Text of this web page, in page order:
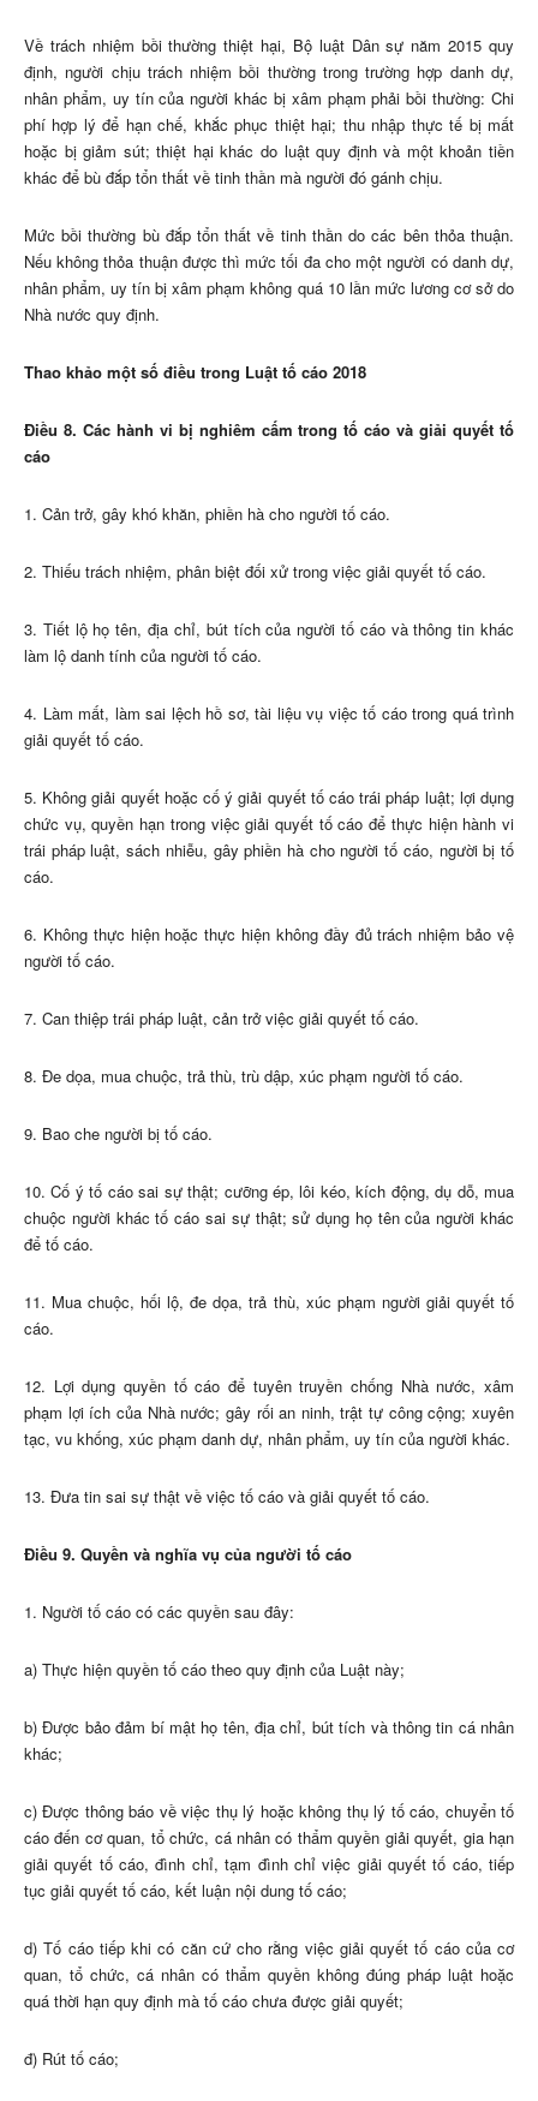
Về trách nhiệm bồi thường thiệt hại, Bộ luật Dân sự năm 2015 quy
định, người chịu trách nhiệm bồi thường trong trường hợp danh dự,
nhân phẩm, uy tín của người khác bị xâm phạm phải bồi thường: Chi
phí hợp lý để hạn chế, khắc phục thiệt hại; thu nhập thực tế bị mất
hoặc bị giảm sút; thiệt hại khác do luật quy định và một khoản tiền
khác để bù đắp tổn thất về tinh thần mà người đó gánh chịu.
Mức bồi thường bù đắp tổn thất về tinh thần do các bên thỏa thuận.
Nếu không thỏa thuận được thì mức tối đa cho một người có danh dự,
nhân phẩm, uy tín bị xâm phạm không quá 10 lần mức lương cơ sở do
Nhà nước quy định.
Thao khảo một số điều trong Luật tố cáo 2018
Điều 8. Các hành vi bị nghiêm cấm trong tố cáo và giải quyết tố
cáo
1. Cản trở, gây khó khăn, phiền hà cho người tố cáo.
2. Thiếu trách nhiệm, phân biệt đối xử trong việc giải quyết tố cáo.
3. Tiết lộ họ tên, địa chỉ, bút tích của người tố cáo và thông tin khác
làm lộ danh tính của người tố cáo.
4. Làm mất, làm sai lệch hồ sơ, tài liệu vụ việc tố cáo trong quá trình
giải quyết tố cáo.
5. Không giải quyết hoặc cố ý giải quyết tố cáo trái pháp luật; lợi dụng
chức vụ, quyền hạn trong việc giải quyết tố cáo để thực hiện hành vi
trái pháp luật, sách nhiễu, gây phiền hà cho người tố cáo, người bị tố
cáo.
6. Không thực hiện hoặc thực hiện không đầy đủ trách nhiệm bảo vệ
người tố cáo.
7. Can thiệp trái pháp luật, cản trở việc giải quyết tố cáo.
8. Đe dọa, mua chuộc, trả thù, trù dập, xúc phạm người tố cáo.
9. Bao che người bị tố cáo.
10. Cố ý tố cáo sai sự thật; cưỡng ép, lôi kéo, kích động, dụ dỗ, mua
chuộc người khác tố cáo sai sự thật; sử dụng họ tên của người khác
để tố cáo.
11. Mua chuộc, hối lộ, đe dọa, trả thù, xúc phạm người giải quyết tố
cáo.
12. Lợi dụng quyền tố cáo để tuyên truyền chống Nhà nước, xâm
phạm lợi ích của Nhà nước; gây rối an ninh, trật tự công cộng; xuyên
tạc, vu khống, xúc phạm danh dự, nhân phẩm, uy tín của người khác.
13. Đưa tin sai sự thật về việc tố cáo và giải quyết tố cáo.
Điều 9. Quyền và nghĩa vụ của người tố cáo
1. Người tố cáo có các quyền sau đây:
a) Thực hiện quyền tố cáo theo quy định của Luật này;
b) Được bảo đảm bí mật họ tên, địa chỉ, bút tích và thông tin cá nhân
khác;
c) Được thông báo về việc thụ lý hoặc không thụ lý tố cáo, chuyển tố
cáo đến cơ quan, tổ chức, cá nhân có thẩm quyền giải quyết, gia hạn
giải quyết tố cáo, đình chỉ, tạm đình chỉ việc giải quyết tố cáo, tiếp
tục giải quyết tố cáo, kết luận nội dung tố cáo;
d) Tố cáo tiếp khi có căn cứ cho rằng việc giải quyết tố cáo của cơ
quan, tổ chức, cá nhân có thẩm quyền không đúng pháp luật hoặc
quá thời hạn quy định mà tố cáo chưa được giải quyết;
đ) Rút tố cáo;